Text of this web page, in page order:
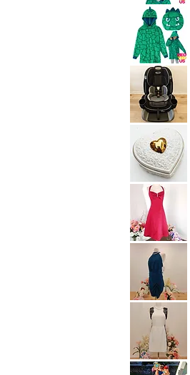
Terrain
Jogging
Foldable
Eve
Youth
2in1
Sleep
Hoodie
Wearable
Blanket
Cozy
Pillow
Green
Dino
Kid
Saint
Youth
2in1
Sleep
Hoodie
Wearable
Blanket
Pillow
Green
Dino
Kid
Extend2Fit
4-
in-
Years
Convertible
Child
Black
Vintage
George
Good
Shaped
Trinket
Box
Cream
Porcelain
Embossed
David
Rhinestone
Halter
Bridesmaid
Evening
AX
Blue
Formal
Dress
size
18
Forever
21